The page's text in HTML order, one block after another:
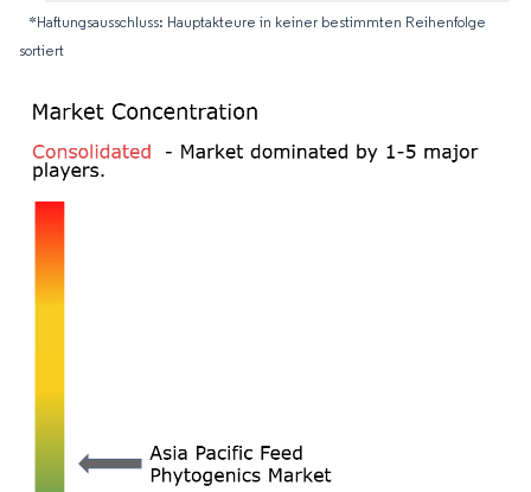
*Haftungsausschluss: Hauptakteure in keiner bestimmten Reihenfolge
sortiert